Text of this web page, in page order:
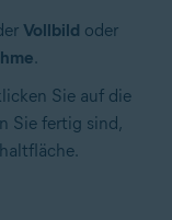
Vollbild oder
.
Sie auf die
Sie fertig sind,